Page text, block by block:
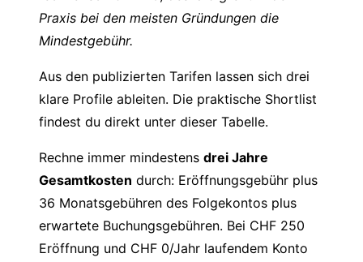
Praxis bei den meisten Gründungen die
Mindestgebühr.
Aus den publizierten Tarifen lassen sich drei
klare Profile ableiten. Die praktische Shortlist
findest du direkt unter dieser Tabelle.
Rechne immer mindestens drei Jahre
Gesamtkosten durch: Eröffnungsgebühr plus
36 Monatsgebühren des Folgekontos plus
erwartete Buchungsgebühren. Bei CHF 250
Eröffnung und CHF 0/Jahr laufendem Konto